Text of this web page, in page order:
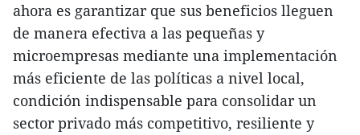
ahora es garantizar que sus beneficios lleguen
de manera efectiva a las pequeñas y
microempresas mediante una implementación
más eficiente de las políticas a nivel local,
condición indispensable para consolidar un
sector privado más competitivo, resiliente y